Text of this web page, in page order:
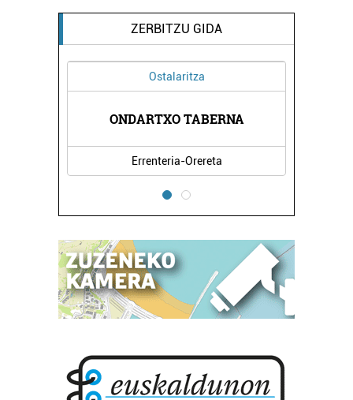
ZERBITZU GIDA
Ostalaritza
ONDARTXO TABERNA
Errenteria-Orereta